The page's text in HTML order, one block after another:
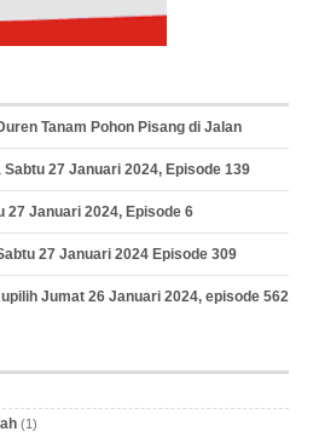
Tanam Pohon Pisang di Jalan
27 Januari 2024, Episode 139
27 Januari 2024, Episode 6
27 Januari 2024 Episode 309
Jumat 26 Januari 2024, episode 562
(1)